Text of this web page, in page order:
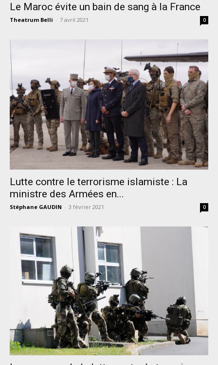
Le Maroc évite un bain de sang à la France
Theatrum Belli - 7 avril 2021 0
Lutte contre le terrorisme islamiste : La
ministre des Armées en...
Stéphane GAUDIN - 3 février 2021 0